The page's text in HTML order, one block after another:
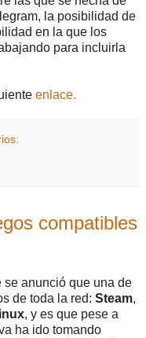
la posibilidad de
en la que los
para incluirla
enlace.
compatibles
se anunció que una de
de toda la red: Steam,
, y es que pese a
ha ido tomando